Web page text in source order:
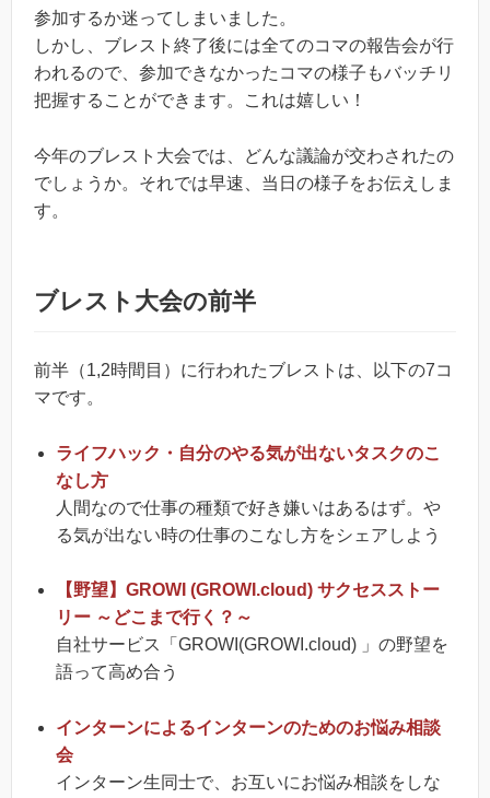
参加するか迷ってしまいました。
しかし、ブレスト終了後には全てのコマの報告会が行
われるので、参加できなかったコマの様子もバッチリ
把握することができます。これは嬉しい！
今年のブレスト大会では、どんな議論が交わされたの
でしょうか。それでは早速、当日の様子をお伝えしま
す。
ブレスト大会の前半
前半（1,2時間目）に行われたブレストは、以下の7コ
マです。
ライフハック・自分のやる気が出ないタスクのこ
なし方
人間なので仕事の種類で好き嫌いはあるはず。や
る気が出ない時の仕事のこなし方をシェアしよう
【野望】GROWI (GROWI.cloud) サクセスストー
リー ～どこまで行く？～
自社サービス「GROWI(GROWI.cloud) 」の野望を
語って高め合う
インターンによるインターンのためのお悩み相談
会
インターン生同士で、お互いにお悩み相談をしな